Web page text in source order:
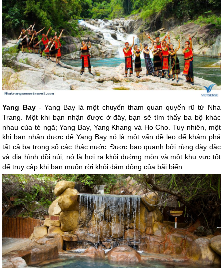
Yang Bay- Yang Bay là một chuyến tham quan quyến rũ từ Nha
Trang . Một khi bạn nhận được ở đây, bạn sẽ tìm thấy ba bộ khác
nhau của té ngã; Yang Bay, Yang Khang và Ho Cho. Tuy nhiên, một
khi bạn nhận được để Yang Bay nó là một vấn đề leo để khám phá
tất cả ba trong số các thác nước. Được bao quanh bởi rừng dày đặc
và địa hình đồi núi, nó là hơi ra khỏi đường mòn và một khu vực tốt
để truy cập khi bạn muốn rời khỏi đám đông của bãi biển.